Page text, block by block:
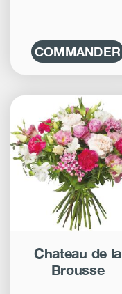
COMMANDER
Chateau de la
Brousse